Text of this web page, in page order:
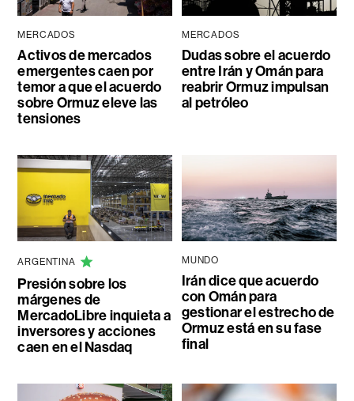
MERCADOS
Activos de mercados
emergentes caen por
temor a que el acuerdo
sobre Ormuz eleve las
tensiones
MERCADOS
Dudas sobre el acuerdo
entre Irán y Omán para
reabrir Ormuz impulsan
al petróleo
ARGENTINA
Presión sobre los
márgenes de
MercadoLibre inquieta a
inversores y acciones
caen en el Nasdaq
MUNDO
Irán dice que acuerdo
con Omán para
gestionar el estrecho de
Ormuz está en su fase
final